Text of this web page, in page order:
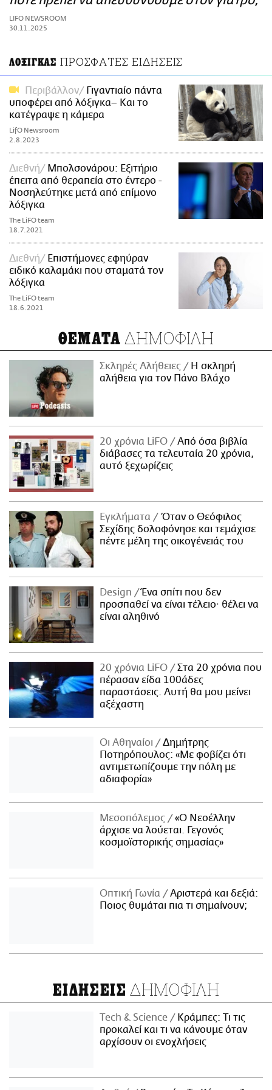
ΑΜΠΑ
PRINT
LIFO NEWSROOM
30.11.2025
ΛΟΞΙΓΚΑΣ ΠΡΟΣΦΑΤΕΣ ΕΙΔΗΣΕΙΣ
Περιβάλλον
Γιγαντιαίο πάντα
υποφέρει από λόξιγκα– Και το
κατέγραψε η κάμερα
LifO Newsroom
2.8.2023
Διεθνή
Μπολσονάρου: Εξιτήριο
έπειτα από θεραπεία στο έντερο -
Νοσηλεύτηκε μετά από επίμονο
λόξιγκα
The LiFO team
18.7.2021
Διεθνή
Επιστήμονες εφηύραν
ειδικό καλαμάκι που σταματά τον
λόξιγκα
The LiFO team
18.6.2021
ΘΕΜΑΤΑ ΔΗΜΟΦΙΛΗ
Σκληρές Αλήθειες
H σκληρή
αλήθεια για τον Πάνο Βλάχο
20 χρόνια LiFO
Από όσα βιβλία
διάβασες τα τελευταία 20 χρόνια,
αυτό ξεχωρίζεις
Εγκλήματα
Όταν ο Θεόφιλος
Σεχίδης δολοφόνησε και τεμάχισε
πέντε μέλη της οικογένειάς του
Design
Ένα σπίτι που δεν
προσπαθεί να είναι τέλειο· θέλει να
είναι αληθινό
20 χρόνια LiFO
Στα 20 χρόνια που
πέρασαν είδα 100άδες
παραστάσεις. Αυτή θα μου μείνει
αξέχαστη
Οι Αθηναίοι
Δημήτρης
Ποτηρόπουλος: «Με φοβίζει ότι
αντιμετωπίζουμε την πόλη με
αδιαφορία»
Μεσοπόλεμος
«Ο Νεοέλλην
άρχισε να λούεται. Γεγονός
κοσμοϊστορικής σημασίας»
Οπτική Γωνία
Αριστερά και δεξιά:
Ποιος θυμάται πια τι σημαίνουν;
ΕΙΔΗΣΕΙΣ ΔΗΜΟΦΙΛΗ
Τech & Science
Κράμπες: Τι τις
προκαλεί και τι να κάνουμε όταν
αρχίσουν οι ενοχλήσεις